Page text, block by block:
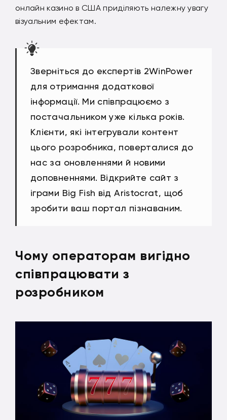
онлайн казино в США приділяють належну увагу
візуальним ефектам.
Зверніться до експертів 2WinPower
для отримання додаткової
інформації. Ми співпрацюємо з
постачальником уже кілька років.
Клієнти, які інтегрували контент
цього розробника, поверталися до
нас за оновленнями й новими
доповненнями. Відкрийте сайт з
іграми Big Fish від Aristocrat, щоб
зробити ваш портал пізнаваним.
Чому операторам вигідно
співпрацювати з
розробником